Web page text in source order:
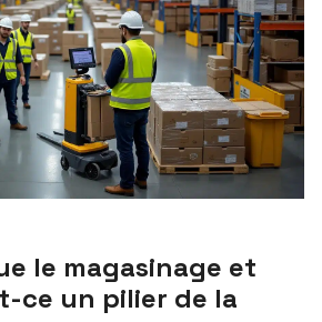
le magasinage et
ce un pilier de la